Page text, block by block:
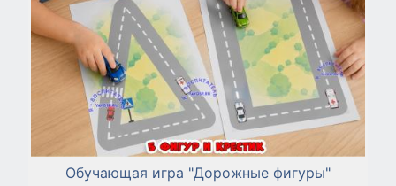
Обучающая игра "Дорожные фигуры"